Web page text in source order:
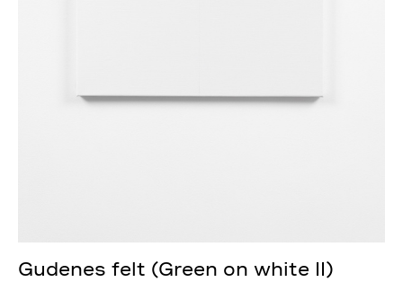
Gudenes felt (Green on white II)